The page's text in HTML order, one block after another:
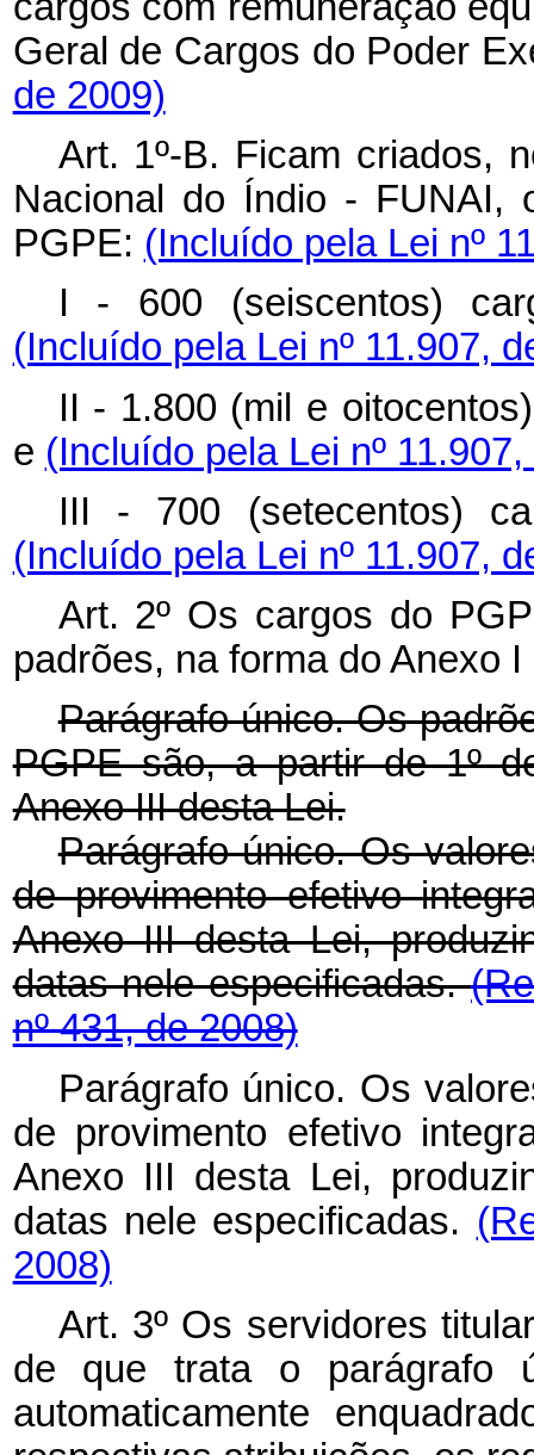
Geral de Cargos do Poder
de 2009)
Art. 1º-B. Ficam criados,
Nacional do Índio - FUNAI,
PGPE: (Incluído pela Lei nº
I - 600 (seiscentos)
(Incluído pela Lei nº 11.907,
II - 1.800 (mil e
e (Incluído pela Lei nº
III - 700 (setecentos)
(Incluído pela Lei nº 11.907,
Art. 2º Os cargos do
padrões, na forma do Anexo
Parágrafo único. Os
PGPE são, a partir de 1º
Anexo III desta Lei.
Parágrafo único. Os
de provimento efetivo
Anexo III desta Lei,
datas nele especificadas.
nº 431, de 2008)
Parágrafo único. Os
de provimento efetivo
Anexo III desta Lei,
datas nele especificadas.
2008)
Art. 3º Os servidores
de que trata o parágrafo
automaticamente